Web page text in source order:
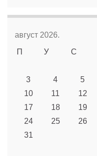
август 2026.
П
У С
3
4 5
10
11 12
17
18 19
24
25 26
31